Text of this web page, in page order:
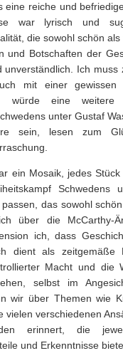
eine reiche und
war lyrisch und
die sowohl schön
und Botschaften der
unverständlich. Ich muss
mit einer gewissen
würde eine weitere
unter Gustaf
sein, lesen zum
ein Mosaik, jedes
Schwedens
das sowohl
über die McCarthy-
ich, dass
dient als zeitgemäße
Macht und die
selbst im
wir über Themen wie
vielen verschiedenen
erinnert, die
und Erkenntnisse